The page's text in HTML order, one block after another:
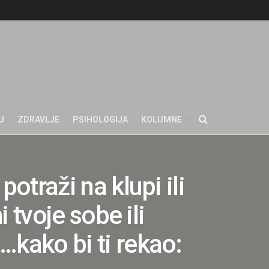
ZDRAVLJE PSIHOLOGIJA KOLUMNE
na klupi ili
tvoje sobe ili
bi ti rekao: